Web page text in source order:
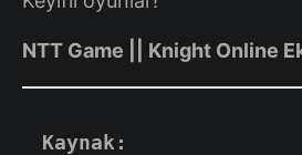
NTT Game || Knight Online
Kaynak: